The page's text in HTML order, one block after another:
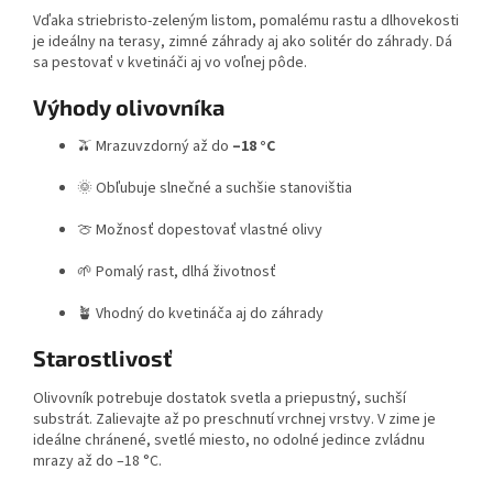
Vďaka striebristo-zeleným listom, pomalému rastu a dlhovekosti
je ideálny na terasy, zimné záhrady aj ako solitér do záhrady. Dá
sa pestovať v kvetináči aj vo voľnej pôde.
Výhody olivovníka
🫒 Mrazuvzdorný až do –18 °C
🌞 Obľubuje slnečné a suchšie stanovištia
🍈 Možnosť dopestovať vlastné olivy
🌱 Pomalý rast, dlhá životnosť
🪴 Vhodný do kvetináča aj do záhrady
Starostlivosť
Olivovník potrebuje dostatok svetla a priepustný, suchší
substrát. Zalievajte až po preschnutí vrchnej vrstvy. V zime je
ideálne chránené, svetlé miesto, no odolné jedince zvládnu
mrazy až do –18 °C.